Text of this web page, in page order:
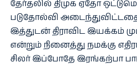
தேர்தலில் திமுக ஏதோ
படுதோல்வி
இத்துடன் திராவிட இயக்கம்
என்றும் நினைத்து நமக்கு
சிலர் இப்போதே இரங்கற்பா